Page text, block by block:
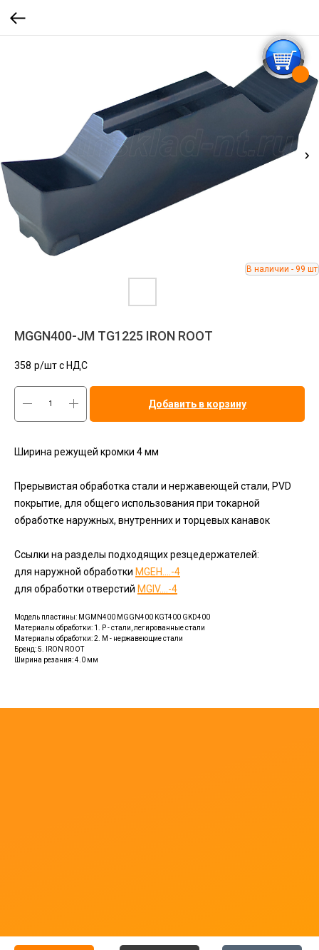
MGGN400-JM TG1225 IRON ROOT
358 р/шт c НДС
Добавить в корзину
Ширина режущей кромки 4 мм
Прерывистая обработка стали и нержавеющей стали, PVD
покрытие, для общего использования при токарной
обработке наружных, внутренних и торцевых канавок
Ссылки на разделы подходящих резцедержателей:
для наружной обработки MGEH....-4
для обработки отверстий MGIV....-4
Модель пластины: MGMN400 MGGN400 KGT400 GKD400
Материалы обработки: 1. P - стали, легированные стали
Материалы обработки: 2. M - нержавеющие стали
Бренд: 5. IRON ROOT
Ширина резания: 4.0 мм